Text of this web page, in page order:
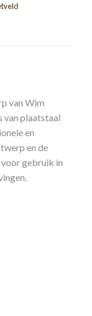
van Wim
van plaatstaal
en
en de
gebruik in